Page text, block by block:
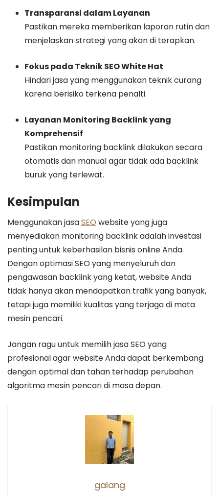
Transparansi dalam Layanan
Pastikan mereka memberikan laporan rutin dan
menjelaskan strategi yang akan di terapkan.
Fokus pada Teknik SEO White Hat
Hindari jasa yang menggunakan teknik curang
karena berisiko terkena penalti.
Layanan Monitoring Backlink yang
Komprehensif
Pastikan monitoring backlink dilakukan secara
otomatis dan manual agar tidak ada backlink
buruk yang terlewat.
Kesimpulan
Menggunakan jasaSEO website yang juga
menyediakan monitoring backlink adalah investasi
penting untuk keberhasilan bisnis online Anda.
Dengan optimasi SEO yang menyeluruh dan
pengawasan backlink yang ketat, website Anda
tidak hanya akan mendapatkan trafik yang banyak,
tetapi juga memiliki kualitas yang terjaga di mata
mesin pencari.
Jangan ragu untuk memilih jasa SEO yang
profesional agar website Anda dapat berkembang
dengan optimal dan tahan terhadap perubahan
algoritma mesin pencari di masa depan.
galang